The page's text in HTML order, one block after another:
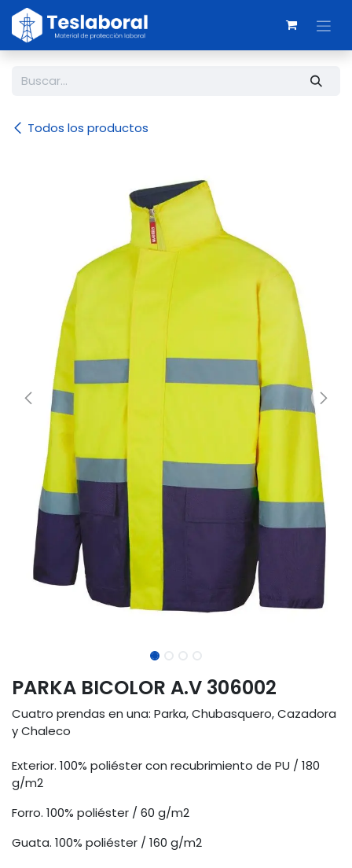
Ir al contenido
Todos los productos
PARKA BICOLOR A.V 306002
Cuatro prendas en una: Parka, Chubasquero, Cazadora
y Chaleco
Exterior. 100% poliéster con recubrimiento de PU / 180
g/m2
Forro. 100% poliéster / 60 g/m2
Guata. 100% poliéster / 160 g/m2